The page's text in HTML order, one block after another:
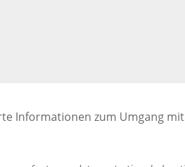
Informationen zum Umgang mit